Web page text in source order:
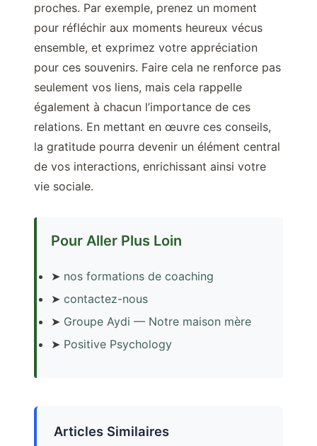
proches. Par exemple, prenez un moment
pour réfléchir aux moments heureux vécus
ensemble, et exprimez votre appréciation
pour ces souvenirs. Faire cela ne renforce pas
seulement vos liens, mais cela rappelle
également à chacun l’importance de ces
relations. En mettant en œuvre ces conseils,
la gratitude pourra devenir un élément central
de vos interactions, enrichissant ainsi votre
vie sociale.
Pour Aller Plus Loin
➤ nos formations de coaching
➤ contactez-nous
➤ Groupe Aydi — Notre maison mère
➤ Positive Psychology
Articles Similaires